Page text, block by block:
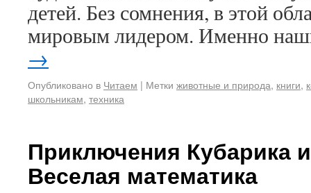
детей. Без сомнения, в этой
мировым лидером. Именно
→
Опубликовано в Читаем | Метки животные и природа, книги,
школьникам, техника
Приключения Кубарика
Веселая математика